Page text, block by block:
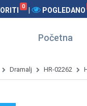
0 POGLEDANO
Početna
Dramalj HR-02262